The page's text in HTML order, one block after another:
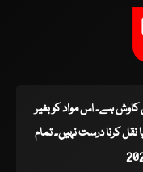
کاوش ہے۔ اس مواد کو بغیر
کرنا درست نہیں۔ تمام